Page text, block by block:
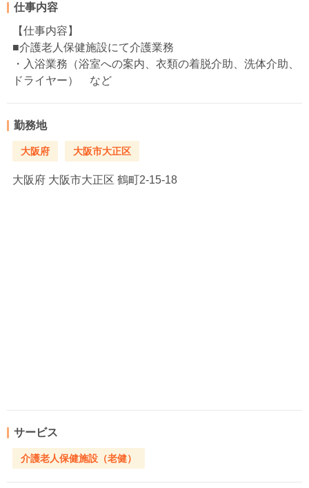
仕事内容
【仕事内容】
■介護老人保健施設にて介護業務
・入浴業務（浴室への案内、衣類の着脱介助、洗体介助、
ドライヤー） など
勤務地
大阪府 大阪市大正区
大阪府 大阪市大正区 鶴町2-15-18
サービス
介護老人保健施設（老健）